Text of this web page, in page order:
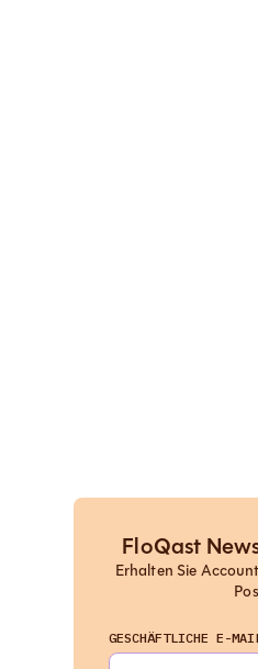
FloQast
Erhalten Sie
GESCHÄFTLICHE E-